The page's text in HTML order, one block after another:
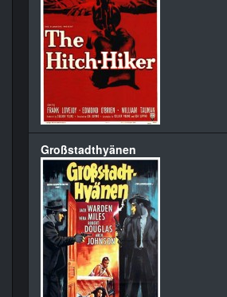
Großstadthyänen